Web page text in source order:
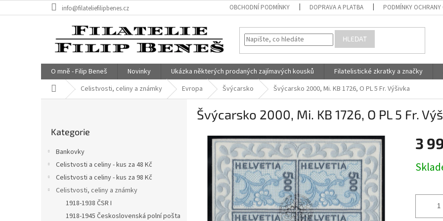
na
info@filateliefilipbenes.cz OBCHODNÍ PODMÍNKY DOPRAVA A PLATBA PODMÍNKY OCHRANY
HLEDAT
O mně - Filip Beneš Novinky Ukázka některých prodaných zajímavých kousků Filatelistické zkratky a značky
Domů Celistvosti, celiny a známky Evropa Švýcarsko Švýcarsko 2000, Mi. KB 1726, O PL 5 Fr. Výšivka
kategorie
Kategorie
Bankovky
Celistvosti a celiny - kus za 48 Kč
Celistvosti a celiny - kus za 98 Kč
Celistvosti, celiny a známky
1918-1938 ČSR I
1918-1945 Československá polní pošta
Švýcarsko 2000, Mi. KB 1726, O PL 5 Fr.
3
cena: